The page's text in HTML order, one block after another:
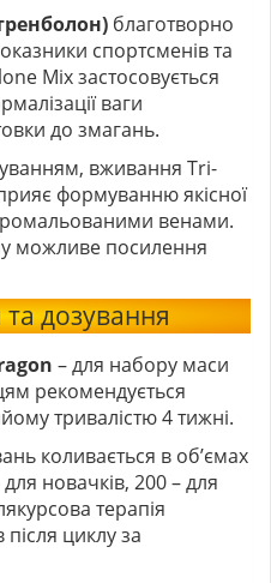
благотворно
спортсменів та
Mix застосовується
ваги
до змагань.
вживання Tri-
формуванню якісної
венами.
можливе посилення
дозування
– для набору маси
рекомендується
тривалістю 4 тижні.
коливається в об’ємах
новачків, 200 – для
терапія
циклу за